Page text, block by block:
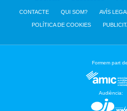
CONTACTE QUI SOM? AVÍS LEGAL
POLÍTICA DE COOKIES
Formem part
Audiència: